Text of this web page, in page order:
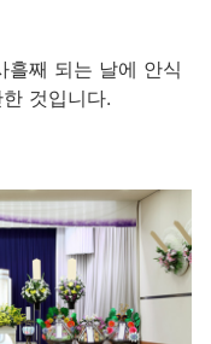
흘째 되는 날에 안식
것입니다.